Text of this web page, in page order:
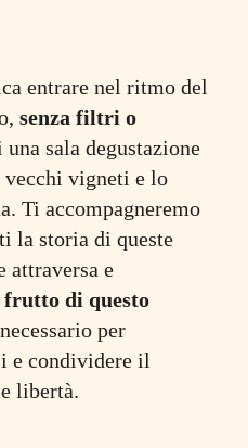
entrare nel ritmo del
senza filtri o
sala degustazione
vecchi vigneti e lo
Ti accompagneremo
la storia di queste
attraversa e
di questo
per
e condividere il
libertà.